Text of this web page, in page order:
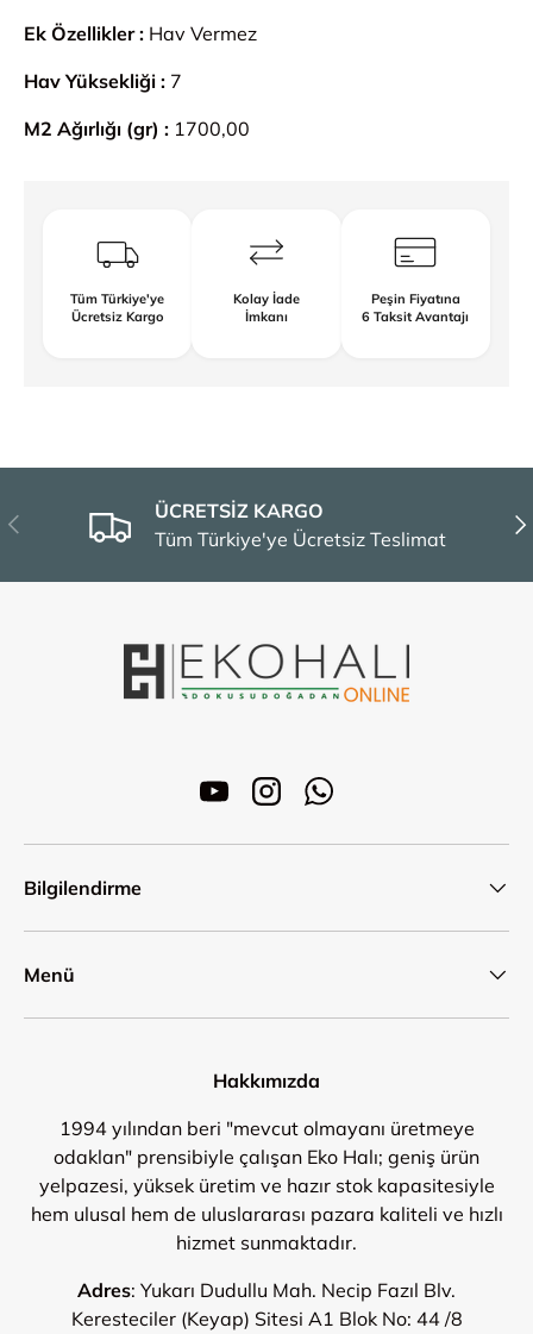
Ek Özellikler : Hav Vermez
Hav Yüksekliği : 7
M2 Ağırlığı (gr) : 1700,00
Tüm Türkiye'ye
Ücretsiz Kargo
Kolay İade
İmkanı
Peşin Fiyatına
6 Taksit Avantajı
Önceki
ÜCRETSİZ KARGO
Tüm Türkiye'ye Ücretsiz Teslimat
YouTubeInstagramWhatsApp
Bilgilendirme
Menü
Hakkımızda
1994 yılından beri "mevcut olmayanı üretmeye
odaklan" prensibiyle çalışan Eko Halı; geniş ürün
yelpazesi, yüksek üretim ve hazır stok kapasitesiyle
hem ulusal hem de uluslararası pazara kaliteli ve hızlı
hizmet sunmaktadır.
Adres: Yukarı Dudullu Mah. Necip Fazıl Blv.
Keresteciler (Keyap) Sitesi A1 Blok No: 44 /8